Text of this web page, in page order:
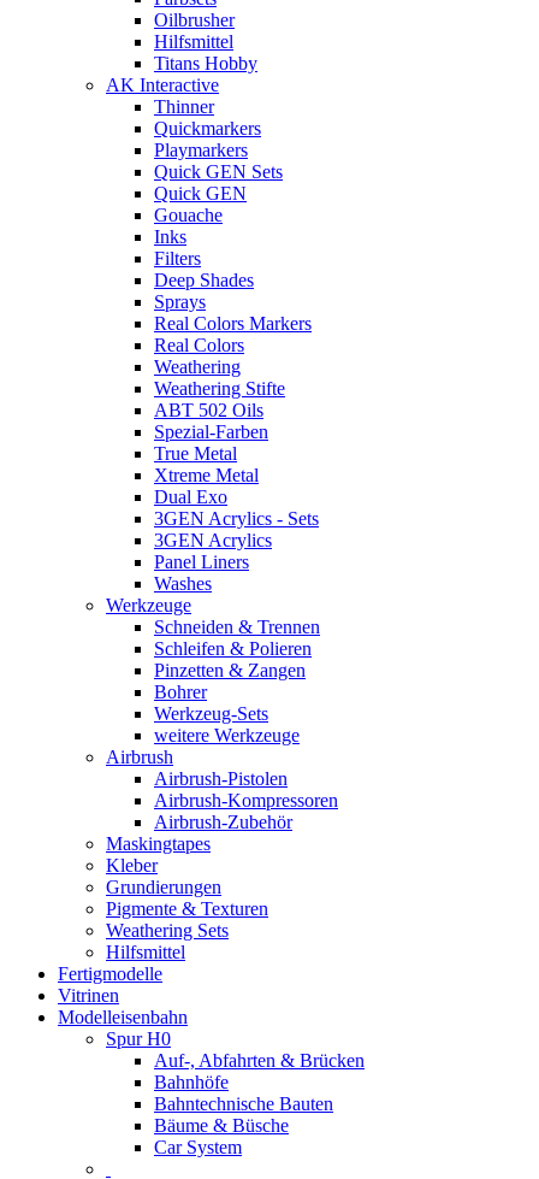
Oilbrusher
Hilfsmittel
Titans Hobby
AK Interactive
Thinner
Quickmarkers
Playmarkers
Quick GEN Sets
Quick GEN
Gouache
Inks
Filters
Deep Shades
Sprays
Real Colors Markers
Real Colors
Weathering
Weathering Stifte
ABT 502 Oils
Spezial-Farben
True Metal
Xtreme Metal
Dual Exo
3GEN Acrylics - Sets
3GEN Acrylics
Panel Liners
Washes
Werkzeuge
Schneiden & Trennen
Schleifen & Polieren
Pinzetten & Zangen
Bohrer
Werkzeug-Sets
weitere Werkzeuge
Airbrush
Airbrush-Pistolen
Airbrush-Kompressoren
Airbrush-Zubehör
Maskingtapes
Kleber
Grundierungen
Pigmente & Texturen
Weathering Sets
Hilfsmittel
Fertigmodelle
Vitrinen
Modelleisenbahn
Spur H0
Auf-, Abfahrten & Brücken
Bahnhöfe
Bahntechnische Bauten
Bäume & Büsche
Car System